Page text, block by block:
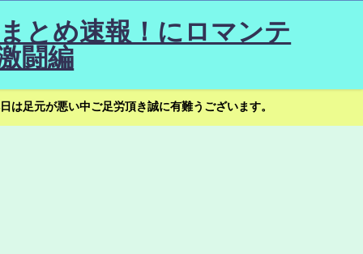
とめ速報！にロマンテ
闘編
足元が悪い中ご足労頂き誠に有難うございます。